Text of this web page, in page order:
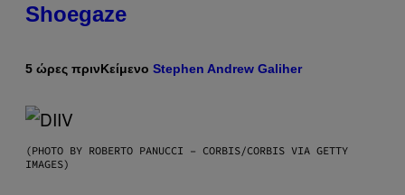
Shoegaze
5 ώρες πρινΚείμενο Stephen Andrew Galiher
(PHOTO BY ROBERTO PANUCCI – CORBIS/CORBIS VIA GETTY
IMAGES)